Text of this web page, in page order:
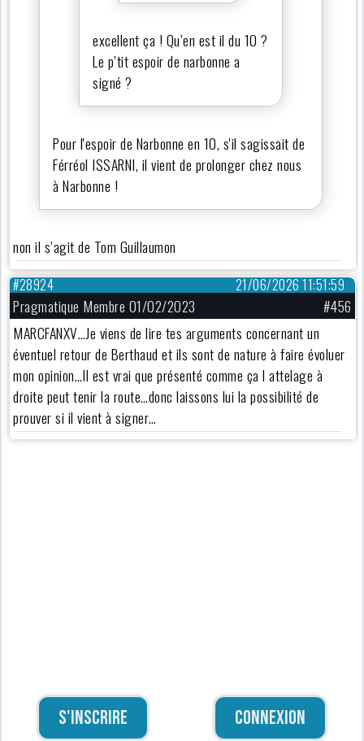
excellent ça ! Qu’en est il du 10 ?
Le p’tit espoir de narbonne a
signé ?
Pour l'espoir de Narbonne en 10, s'il sagissait de
Férréol ISSARNI, il vient de prolonger chez nous
à Narbonne !
non il s’agit de Tom Guillaumon
21/06/2026 11:51:59
#28924
Pragmatique Membre 01/02/2023
#456
MARCFANXV…Je viens de lire tes arguments concernant un
éventuel retour de Berthaud et ils sont de nature à faire évoluer
mon opinion…Il est vrai que présenté comme ça l attelage à
droite peut tenir la route…donc laissons lui la possibilité de
prouver si il vient à signer…
S'inscrire Connexion